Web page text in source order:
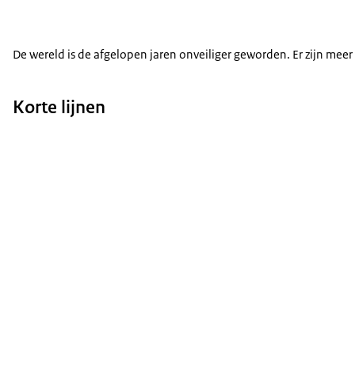
De wereld is de afgelopen jaren onveiliger geworden. Er zijn
Korte lijnen